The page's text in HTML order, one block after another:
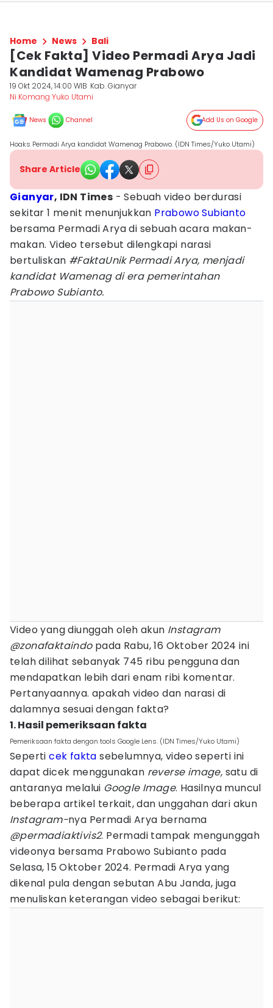
Home News Bali
[Cek Fakta] Video Permadi Arya Jadi
Kandidat Wamenag Prabowo
19 Okt 2024, 14:00 WIB Kab. Gianyar
Ni Komang Yuko Utami
News Channel Add Us on Google
Hoaks Permadi Arya kandidat Wamenag Prabowo. (IDN Times/Yuko Utami)
Share Article
Gianyar, IDN Times - Sebuah video berdurasi
sekitar 1 menit menunjukkan Prabowo Subianto
bersama Permadi Arya di sebuah acara makan-
makan. Video tersebut dilengkapi narasi
bertuliskan #FaktaUnik Permadi Arya, menjadi
kandidat Wamenag di era pemerintahan
Prabowo Subianto.
Video yang diunggah oleh akun Instagram
@zonafaktaindopada Rabu, 16 Oktober 2024 ini
telah dilihat sebanyak 745 ribu pengguna dan
mendapatkan lebih dari enam ribi komentar.
Pertanyaannya. apakah video dan narasi di
dalamnya sesuai dengan fakta?
1. Hasil pemeriksaan fakta
Pemeriksaan fakta dengan tools Google Lens. (IDN Times/Yuko Utami)
Seperticek fakta sebelumnya, video seperti ini
dapat dicek menggunakan reverse image, satu di
antaranya melalui Google Image. Hasilnya muncul
beberapa artikel terkait, dan unggahan dari akun
Instagram-nya Permadi Arya bernama
@permadiaktivis2. Permadi tampak mengunggah
videonya bersama Prabowo Subianto pada
Selasa, 15 Oktober 2024. Permadi Arya yang
dikenal pula dengan sebutan Abu Janda, juga
menuliskan keterangan video sebagai berikut: